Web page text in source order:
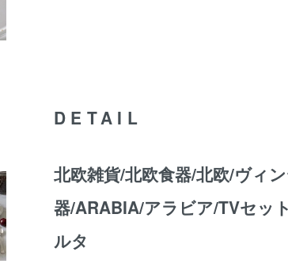
DETAIL
北欧雑貨/北欧食器/北欧/ヴィ
器/ARABIA/アラビア/TVセッ
ルタ